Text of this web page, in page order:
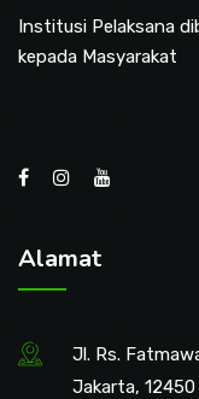
Institusi Pelaksana
kepada Masyarakat
Alamat
Jl. Rs.
Jakarta, 12450